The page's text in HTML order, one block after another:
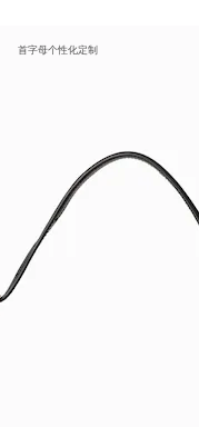
首字母个性化定制